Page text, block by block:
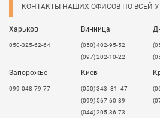
КОНТАКТЫ НАШИХ ОФИСОВ ПО ВСЕЙ
Харьков
050-325-62-64
Винница
(050) 402-95-52
(097) 202-10-22
Запорожье
099-048-79-77
Киев
(050) 343- 81- 47
(099) 567-60-89
(044) 205-36-73